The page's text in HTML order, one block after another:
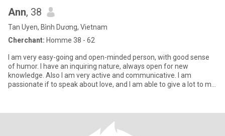
Ann, 38
Tan Uyen, Bình Dương, Vietnam
Cherchant: Homme 38 - 62
I am very easy-going and open-minded person, with good sense
of humor. I have an inquiring nature, always open for new
knowledge. Also I am very active and communicative. I am
passionate if to speak about love, and I am able to give a lot to my